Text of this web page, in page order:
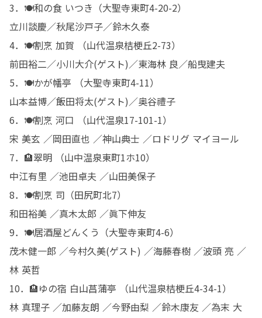
3．🍽️和の食 いつき（大聖寺東町4-20-2）
立川談慶／秋尾沙戸子／鈴木久泰
4．🍽️割烹 加賀 （山代温泉桔梗丘2-73）
前田裕二／小川大介(ゲスト)／東海林 良／船曳建夫
5．🍽️かが幡亭 （大聖寺東町4-11）
山本益博／飯田将太(ゲスト)／奥谷禮子
6．🍽️割烹 河口 （山代温泉17-101-1）
宋 美玄 ／岡田直也 ／神山典士 ／ロドリグ マイヨール
7．🏨翠明 （山中温泉東町1ホ10）
中江有里 ／池田卓夫 ／山田美保子
8．🍽️割烹 司（田尻町北7）
和田裕美 ／真木太郎 ／眞下伸友
9．🍽️居酒屋どんくう（大聖寺東町4-6）
茂木健一郎 ／今村久美(ゲスト) ／海藤春樹 ／波頭 亮 ／
林 英哲
10．🏨ゆの宿 白山菖蒲亭 （山代温泉桔梗丘4-34-1）
林 真理子 ／加藤友朗 ／今野由梨 ／鈴木康友 ／為末 大